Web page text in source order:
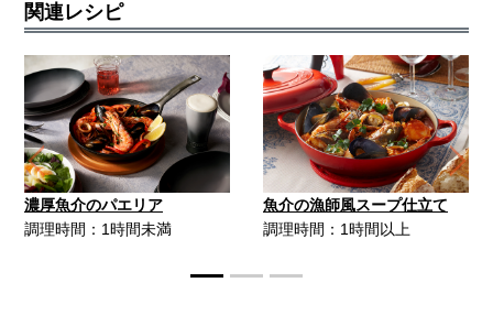
関連レシピ
濃厚魚介のパエリア
調理時間：1時間未満
魚介の漁師風スープ仕立て
調理時間：1時間以上
Previous